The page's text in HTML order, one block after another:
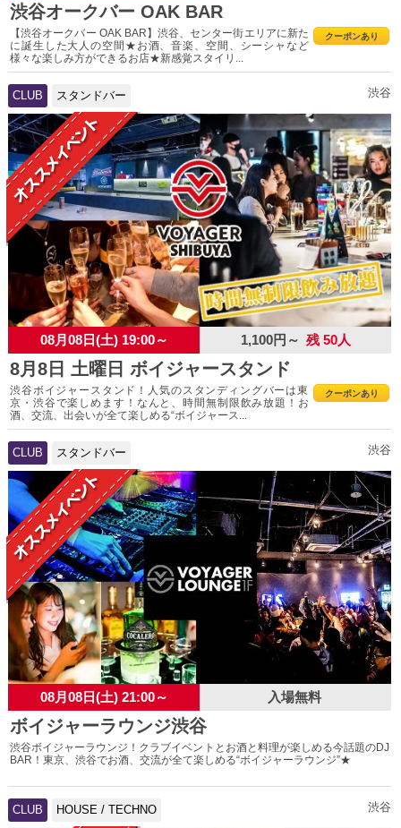
渋谷オークバー OAK BAR
クーポンあり
【渋谷オークバー OAK BAR】渋谷、センター街エリアに新た
に誕生した大人の空間★お酒、音楽、空間、シーシャなど
様々な楽しみ方ができるお店★新感覚スタイリ...
CLUB スタンドバー 渋谷
08月08日(土) 19:00～ 1,100円～ 残 50人
8月8日 土曜日 ボイジャースタンド
クーポンあり
渋谷ボイジャースタンド！人気のスタンディングバーは東
京・渋谷で楽しめます！なんと、時間無制限飲み放題！お
酒、交流、出会いが全て楽しめる“ボイジャース...
CLUB スタンドバー 渋谷
08月08日(土) 21:00～ 入場無料
ボイジャーラウンジ渋谷
渋谷ボイジャーラウンジ！クラブイベントとお酒と料理が楽しめる今話題のDJ
BAR！東京、渋谷でお酒、交流が全て楽しめる“ボイジャーラウンジ”★
CLUB HOUSE / TECHNO 渋谷